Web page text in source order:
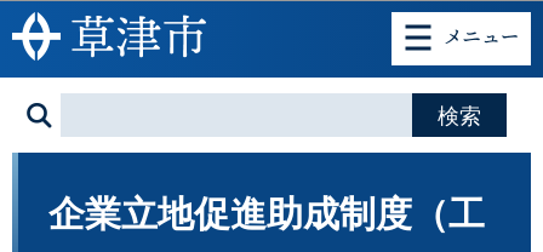
このページの本文へ移動
企業立地促進助成制度（工